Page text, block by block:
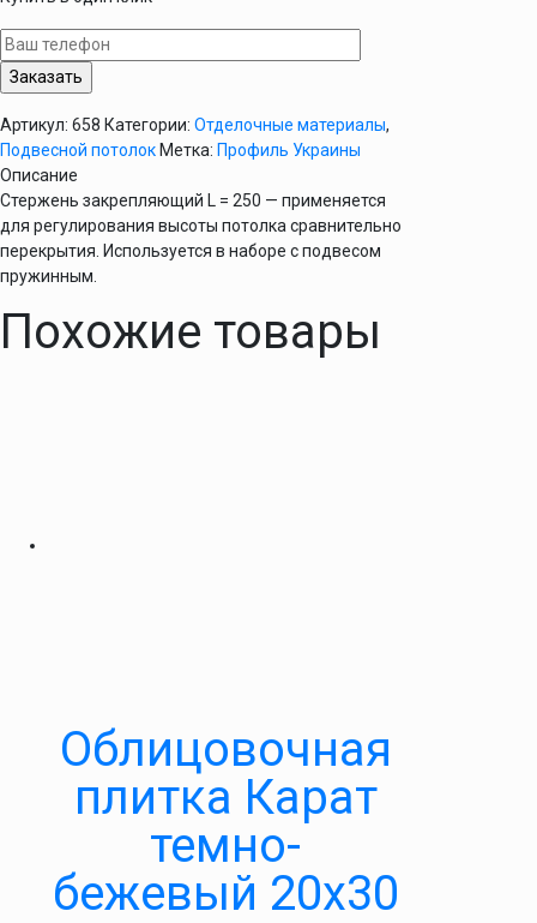
закрепляющий
L
=
125
Артикул: 658 Категории: Отделочные материалы,
Подвесной потолок Метка: Профиль Украины
Описание
Стержень закрепляющий L = 250 — применяется
для регулирования высоты потолка сравнительно
перекрытия. Используется в наборе с подвесом
пружинным.
Похожие товары
Облицовочная
плитка Карат
темно-
бежевый 20х30